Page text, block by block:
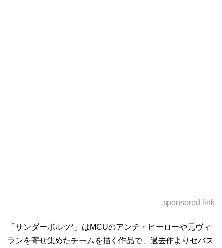
sponsored link
「サンダーボルツ*」はMCUのアンチ・ヒーローや元ヴィ
ランを寄せ集めたチームを描く作品で、過去作よりセバス